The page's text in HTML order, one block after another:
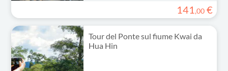
141,00 €
Tour del Ponte sul fiume Kwai da
Hua Hin